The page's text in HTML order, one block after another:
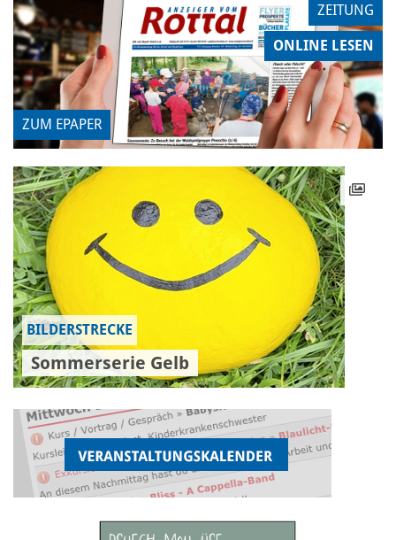
ZUM EPAPER
ZEITUNG
ONLINE LESEN
BILDERSTRECKE
Sommerserie Gelb